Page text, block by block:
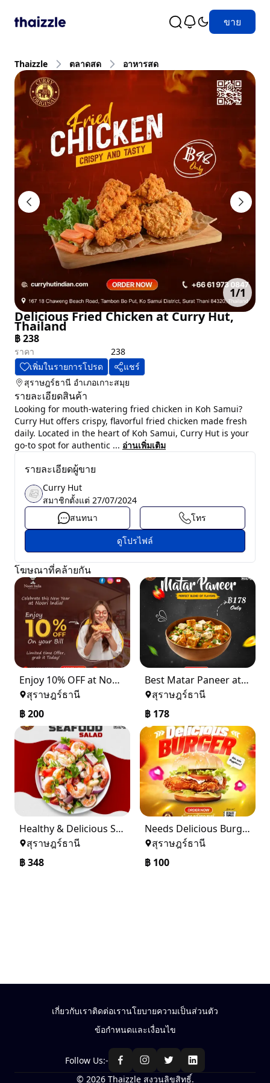
ขาย
Thaizzle ตลาดสด อาหารสด
1/1
Delicious Fried Chicken at Curry Hut,
Thailand
฿238
ราคา
238
เพิ่มในรายการโปรด
แชร์
สุราษฎร์ธานี อำเภอเกาะสมุย
รายละเอียดสินค้า
Looking for mouth-watering fried chicken in Koh Samui?
Curry Hut offers crispy, flavorful fried chicken made fresh
daily. Located in the heart of Koh Samui, Curry Hut is your
go-to spot for authentic ... อ่านเพิ่มเติม
รายละเอียดผู้ขาย
Curry Hut
สมาชิกตั้งแต่ 27/07/2024
สนทนา
โทร
ดูโปรไฟล์
โฆษณาที่คล้ายกัน
Enjoy 10% OFF at Noori India – Best Indian Restaurant in Koh Samui
สุราษฎร์ธานี
฿200
Best Matar Paneer at Curry Hut – Order now
สุราษฎร์ธานี
฿ 178
Healthy & Delicious Seafood Salad at Curry Hut – Order Now!
สุราษฎร์ธานี
฿348
Needs Delicious Burger? Curry Hut Indian Restaurant
สุราษฎร์ธานี
฿ 100
เกี่ยวกับเราติดต่อเรานโยบายความเป็นส่วนตัว
ข้อกำหนดและเงื่อนไข
Follow Us:-
© 2026 Thaizzle สงวนลิขสิทธิ์.